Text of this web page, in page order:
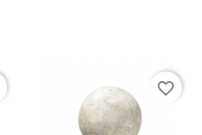
favorite_border